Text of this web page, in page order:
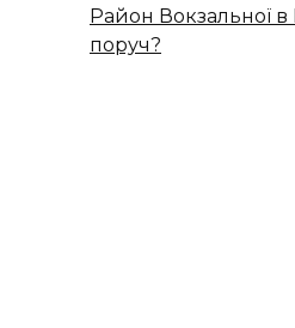
Район Вокзальної в
поруч?